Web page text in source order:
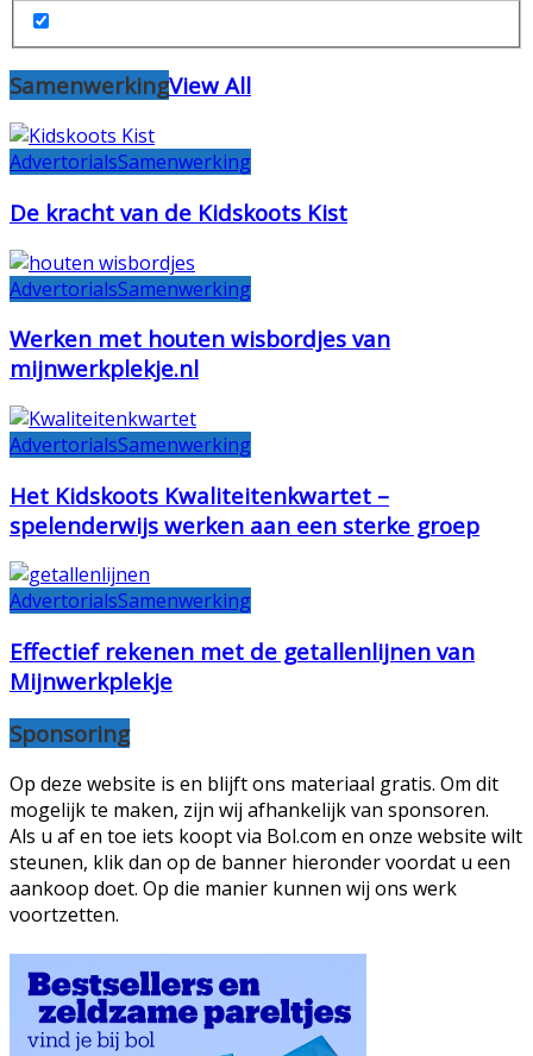
SamenwerkingView All
AdvertorialsSamenwerking
De kracht van de Kidskoots Kist
AdvertorialsSamenwerking
Werken met houten wisbordjes van
mijnwerkplekje.nl
AdvertorialsSamenwerking
Het Kidskoots Kwaliteitenkwartet –
spelenderwijs werken aan een sterke groep
AdvertorialsSamenwerking
Effectief rekenen met de getallenlijnen van
Mijnwerkplekje
Sponsoring
Op deze website is en blijft ons materiaal gratis. Om dit
mogelijk te maken, zijn wij afhankelijk van sponsoren.
Als u af en toe iets koopt via Bol.com en onze website wilt
steunen, klik dan op de banner hieronder voordat u een
aankoop doet. Op die manier kunnen wij ons werk
voortzetten.